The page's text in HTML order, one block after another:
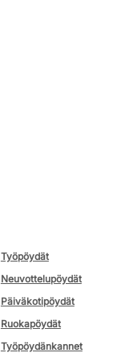
Työpöydät
Neuvottelupöydät
Päiväkotipöydät
Ruokapöydät
Työpöydänkannet